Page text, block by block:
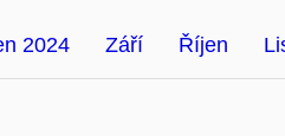
2024 Září Říjen